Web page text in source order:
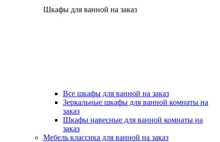
Шкафы для ванной на заказ
Все шкафы для ванной на заказ
Зеркальные шкафы для ванной комнаты на
заказ
Шкафы навесные для ванной комнаты на
заказ
Мебель классика для ванной на заказ